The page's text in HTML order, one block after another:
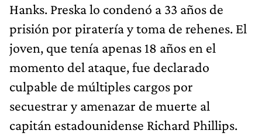
Hanks. Preska lo condenó a 33 años de
prisión por piratería y toma de rehenes. El
joven, que tenía apenas 18 años en el
momento del ataque, fue declarado
culpable de múltiples cargos por
secuestrar y amenazar de muerte al
capitán estadounidense Richard Phillips.